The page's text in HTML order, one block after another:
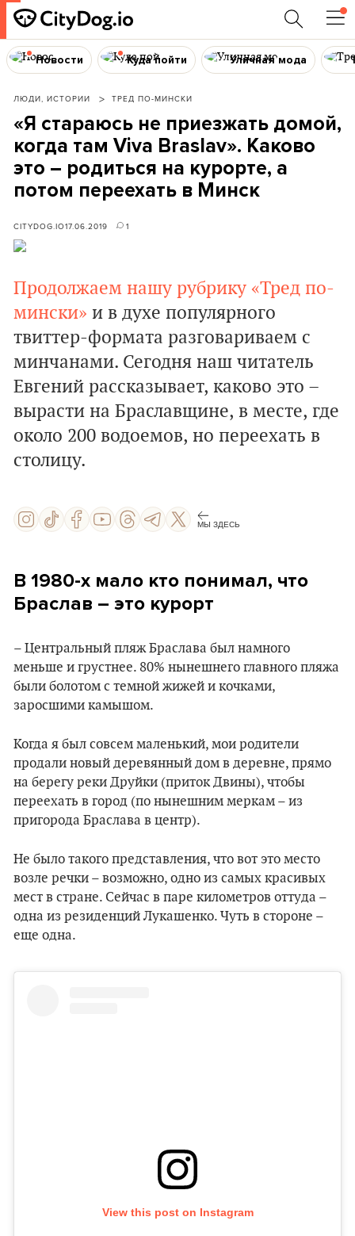
Новости Куда пойти Уличная мода
ЛЮДИ, ИСТОРИИ ТРЕД ПО-МИНСКИ
«Я стараюсь не приезжать домой,
когда там Viva Braslav». Каково
это – родиться на курорте, а
потом переехать в Минск
CITYDOG.IO17.06.2019 1
Продолжаем нашу рубрику «Тред по-
мински» и в духе популярного
твиттер-формата разговариваем с
минчанами. Сегодня наш читатель
Евгений рассказывает, каково это –
вырасти на Браславщине, в месте, где
около 200 водоемов, но переехать в
столицу.
МЫ ЗДЕСЬ
В 1980-х мало кто понимал, что
Браслав – это курорт
– Центральный пляж Браслава был намного
меньше и грустнее. 80% нынешнего главного пляжа
были болотом с темной жижей и кочками,
заросшими камышом.
Когда я был совсем маленький, мои родители
продали новый деревянный дом в деревне, прямо
на берегу реки Друйки (приток Двины), чтобы
переехать в город (по нынешним меркам – из
пригорода Браслава в центр).
Не было такого представления, что вот это место
возле речки – возможно, одно из самых красивых
мест в стране. Сейчас в паре километров оттуда –
одна из резиденций Лукашенко. Чуть в стороне –
еще одна.
View this post on Instagram